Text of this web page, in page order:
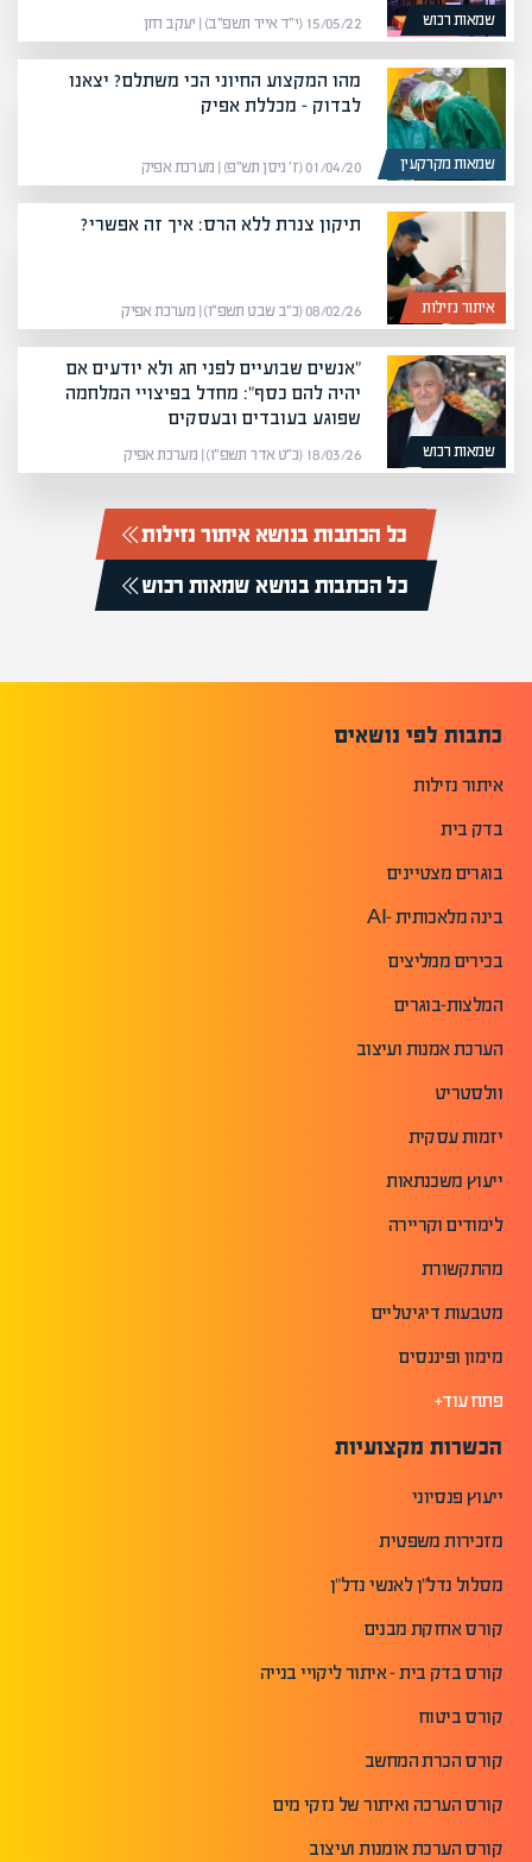
שמאות רכוש 15/05/22 (י״ד אייר תשפ״ב) | יעקב חזן
שמאות מקרקעין
מהו המקצוע החיוני הכי משתלם? יצאנו
לבדוק – מכללת אפיק
01/04/20 (ז׳ ניסן תש״פ) | מערכת אפיק
איתור נזילות
תיקון צנרת ללא הרס: איך זה אפשרי?
08/02/26 (כ״ב שבט תשפ״ו) | מערכת אפיק
שמאות רכוש
"אנשים שבועיים לפני חג ולא יודעים אם
יהיה להם כסף": מחדל בפיצויי המלחמה
שפוגע בעובדים ובעסקים
18/03/26 (כ״ט אדר תשפ״ו) | מערכת אפיק
כל הכתבות בנושא איתור נזילות
כל הכתבות בנושא שמאות רכוש
כתבות לפי נושאים
איתור נזילות
בדק בית
בוגרים מצטיינים
בינה מלאכותית -AI
בכירים ממליצים
המלצות-בוגרים
הערכת אמנות ועיצוב
וולסטריט
יזמות עסקית
ייעוץ משכנתאות
לימודים וקריירה
מהתקשורת
מטבעות דיגיטליים
מימון ופיננסים
פתח עוד+
הכשרות מקצועיות
ייעוץ פנסיוני
מזכירות משפטית
מסלול נדל"ן לאנשי נדל"ן
קורס אחזקת מבנים
קורס בדק בית - איתור ליקויי בנייה
קורס ביטוח
קורס הכרת המחשב
קורס הערכה ואיתור של נזקי מים
קורס הערכת אומנות ועיצוב